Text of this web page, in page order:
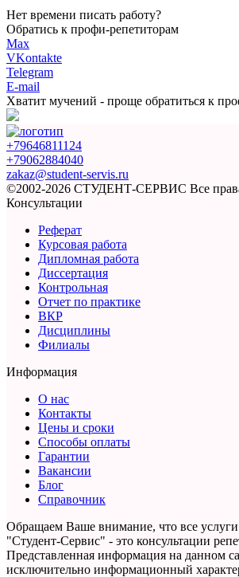
Нет времени писать работу?
Обратись к профи-репетиторам
Max
VKontakte
Telegram
E-mail
Хватит мучений - проще обратиться к
+79646811124
+79062884040
zakaz@student-servis.ru
©2002-2026 СТУДЕНТ-СЕРВИС Все
Консультации
Реферат
Курсовая работа
Дипломная работа
Диссертация
Контрольная
Отчет по практике
ВКР
Дисциплины
Филиалы
Информация
О нас
Контакты
Цены и сроки
Способы оплаты
Гарантии
Вакансии
Блог
Справочник
Обращаем Ваше внимание, что все
"Студент-Сервис" - это консультации
Представленная информация на данном
исключительно информационный